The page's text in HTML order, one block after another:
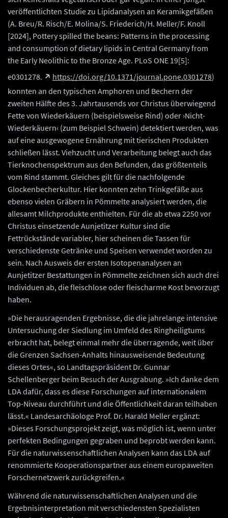
veröffentlichten Studie zu Lipidanalysen an Keramikgefäßen
(A. Breu/R. Risch/E. Molina/S. Friederich/H. Meller/F. Knoll
[2024], Pottery spilled the beans: Patterns in the processing
and consumption of dietary lipids in Central Germany from
the Early Neolithic to the Bronze Age. PLoS ONE 19[5]:
e0301278.
https://doi.org/10.1371/journal.pone.0301278)
konnten an den typischen Amphoren und Bechern der
zweiten Hälfte des 3. Jahrtausends vor Christus überwiegend
Fette von Wiederkäuern (beispielsweise Rind) oder ›Nicht-
Wiederkäuern‹ (zum Beispiel Schwein) detektiert werden, was
auf eine ausgewogene Ernährung mit tierischen Produkten
schließen lässt. Viehzucht und Verarbeitung belegt auch das
Tierknochenspektrum aus den Befunden, das größtenteils
vom Rind stammt. Gleiches gilt für die nachfolgende
Glockenbecherkultur. Hier konnten zehn Trinkgefäße aus
ebenso vielen Gräbern in Pömmelte analysiert werden, die
allesamt Milchprodukte enthielten. Für die ab etwa 2250 vor
Christus einsetzende Aunjetitzer Kultur sind die
Fettrückstände variabler, hier scheinen die Tassen für
verschiedenste Getränke und Speisen verwendet worden zu
sein. Nach Ausweis der ersten Isotopenanalysen an
Aunjetitzer Bestattungen in Pömmelte zeichnen sich auch drei
Individuen ab, die fleischlose oder fleischarme Kost bevorzugt
haben.
»Die herausragenden Ergebnisse, die die jahrelange intensive
Untersuchung der Siedlung im Umfeld des Ringheiligtums
erbracht hat, belegt einmal mehr die überragende, weit über
die Grenzen Sachsen-Anhalts hinausweisende Bedeutung
dieses Ortes«, so Landtagspräsident Dr. Gunnar
Schellenberger beim Besuch der Ausgrabung. »Ich danke dem
LDA dafür, dass es diese Forschungen auf internationalem
Top-Niveau durchführt und die Öffentlichkeit daran teilhaben
lässt.« Landesarchäologe Prof. Dr. Harald Meller ergänzt:
»Dieses Forschungsprojekt zeigt, was möglich ist, wenn unter
perfekten Bedingungen gegraben und beprobt werden kann.
Für die naturwissenschaftlichen Analysen kann das LDA auf
renommierte Kooperationspartner aus einem europaweiten
Forschernetzwerk zurückgreifen.«
Während die naturwissenschaftlichen Analysen und die
Ergebnisinterpretation mit verschiedensten Spezialisten